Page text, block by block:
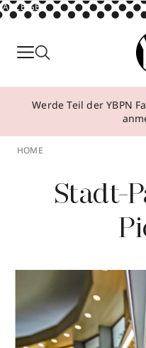
ANZEIGE
Parfum
Make-up
Über YBPN
Werde Teil der YBPN
HOME
Stadt-